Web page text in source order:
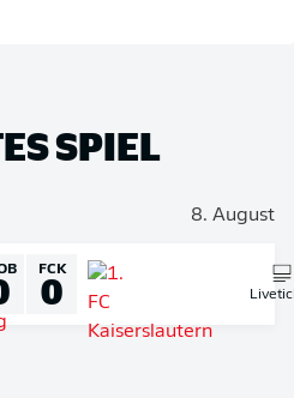
SPIEL
8. August
FCK
0